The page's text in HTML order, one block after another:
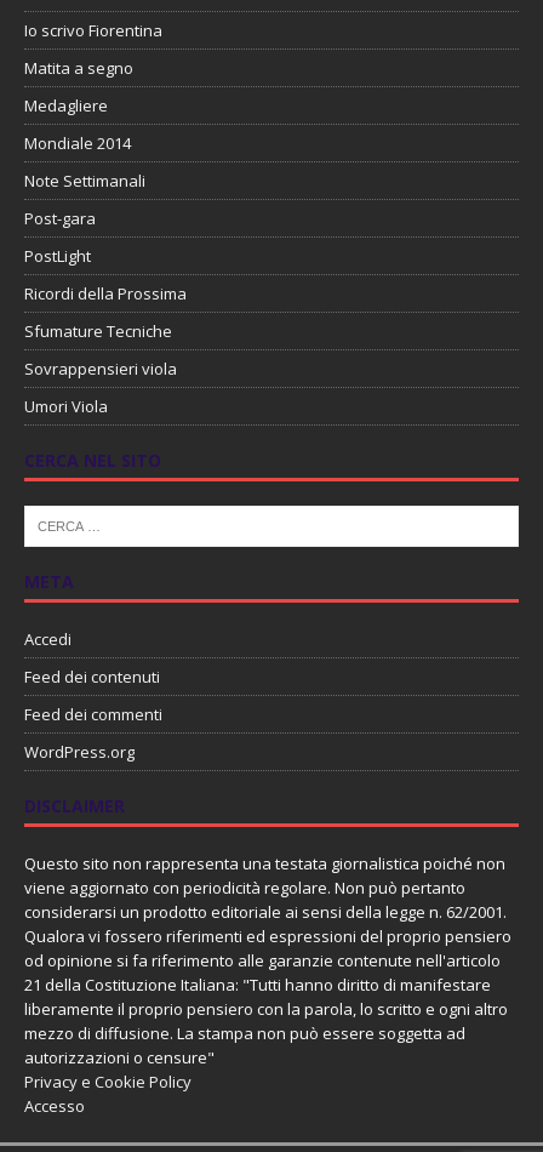
Io scrivo Fiorentina
Matita a segno
Medagliere
Mondiale 2014
Note Settimanali
Post-gara
PostLight
Ricordi della Prossima
Sfumature Tecniche
Sovrappensieri viola
Umori Viola
CERCA NEL SITO
META
Accedi
Feed dei contenuti
Feed dei commenti
WordPress.org
DISCLAIMER
Questo sito non rappresenta una testata giornalistica poiché non
viene aggiornato con periodicità regolare. Non può pertanto
considerarsi un prodotto editoriale ai sensi della legge n. 62/2001.
Qualora vi fossero riferimenti ed espressioni del proprio pensiero
od opinione si fa riferimento alle garanzie contenute nell'articolo
21 della Costituzione Italiana: "Tutti hanno diritto di manifestare
liberamente il proprio pensiero con la parola, lo scritto e ogni altro
mezzo di diffusione. La stampa non può essere soggetta ad
autorizzazioni o censure"
Privacy e Cookie Policy
Accesso